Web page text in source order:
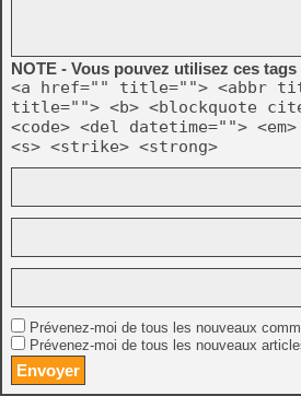
NOTE - Vous pouvez utilisez ces
<a href="" title=""> <abbr
title=""> <b> <blockquote
<code> <del datetime="">
<s> <strike> <strong>
Prévenez-moi de tous les nouveaux
Prévenez-moi de tous les nouveaux